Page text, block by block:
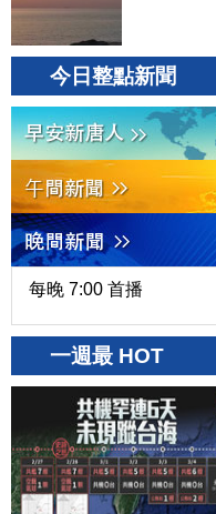
今日整點新聞
每晚 7:00 首播
一週最 HOT